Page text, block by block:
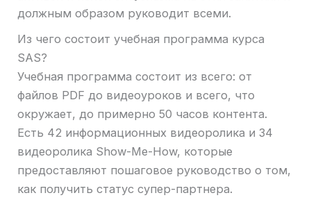
должным образом руководит всеми.
Из чего состоит учебная программа курса
SAS?
Учебная программа состоит из всего: от
файлов PDF до видеоуроков и всего, что
окружает, до примерно 50 часов контента.
Есть 42 информационных видеоролика и 34
видеоролика Show-Me-How, которые
предоставляют пошаговое руководство о том,
как получить статус супер-партнера.